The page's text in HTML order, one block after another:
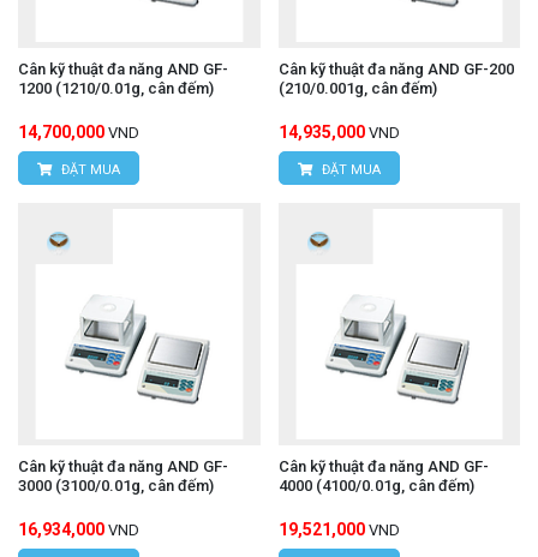
Cân kỹ thuật đa năng AND GF-
1200 (1210/0.01g, cân đếm)
14,700,000 VND
ĐẶT MUA
Cân kỹ thuật đa năng AND GF-200
(210/0.001g, cân đếm)
14,935,000 VND
ĐẶT MUA
Cân kỹ thuật đa năng AND GF-
3000 (3100/0.01g, cân đếm)
16,934,000 VND
Cân kỹ thuật đa năng AND GF-
4000 (4100/0.01g, cân đếm)
19,521,000 VND